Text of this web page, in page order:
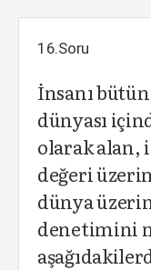
16.Soru
İnsanı
dünyası
olarak alan,
değeri
dünya
denetimini